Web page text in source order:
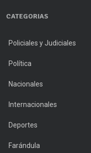
CATEGORIAS
Policiales y Judiciales
Política
Nacionales
Internacionales
Deportes
Farándula